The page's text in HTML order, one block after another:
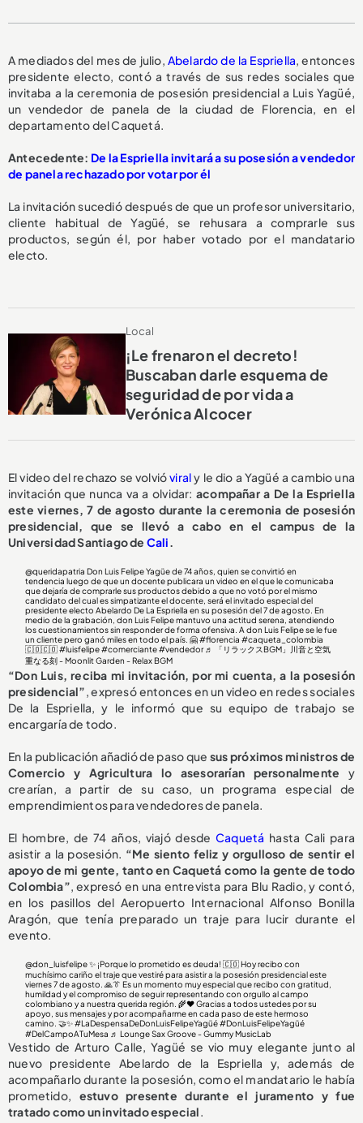
A mediados del mes de julio, Abelardo de la Espriella, entonces
presidente electo, contó a través de sus redes sociales que
invitaba a la ceremonia de posesión presidencial a Luis Yagüé,
un vendedor de panela de la ciudad de Florencia, en el
departamento del Caquetá.
Antecedente: De la Espriella invitará a su posesión a vendedor
de panela rechazado por votar por él
La invitación sucedió después de que un profesor universitario,
cliente habitual de Yagüé, se rehusara a comprarle sus
productos, según él, por haber votado por el mandatario
electo.
Local
¡Le frenaron el decreto!
Buscaban darle esquema de
seguridad de por vida a
Verónica Alcocer
El video del rechazo se volvióviraly le dio a Yagüé a cambio una
invitación que nunca va a olvidar: acompañar a De la Espriella
este viernes, 7 de agosto durante la ceremonia de posesión
presidencial, que se llevó a cabo en el campus de la
Universidad Santiago de Cali.
@queridapatria Don Luis Felipe Yagüe de 74 años, quien se convirtió en
tendencia luego de que un docente publicara un video en el que le comunicaba
que dejaría de comprarle sus productos debido a que no votó por el mismo
candidato del cual es simpatizante el docente, será el invitado especial del
presidente electo Abelardo De La Espriella en su posesión del 7 de agosto. En
medio de la grabación, don Luis Felipe mantuvo una actitud serena, atendiendo
los cuestionamientos sin responder de forma ofensiva. A don Luis Felipe se le fue
un cliente pero ganó miles en todo el país. 🤗#florencia #caqueta_colombia
🇨🇴🇨🇴 #luisfelipe #comerciante #vendedor ♬ 「リラックスBGM」川音と空気
重なる刻 - Moonlit Garden - Relax BGM
“Don Luis, reciba mi invitación, por mi cuenta, a la posesión
presidencial”, expresó entonces en un video en redes sociales
De la Espriella, y le informó que su equipo de trabajo se
encargaría de todo.
En la publicación añadió de paso que sus próximos ministros de
Comercio y Agricultura lo asesorarían personalmente y
crearían, a partir de su caso, un programa especial de
emprendimientos para vendedores de panela.
El hombre, de 74 años, viajó desdeCaquetá hasta Cali para
asistir a la posesión. “Me siento feliz y orgulloso de sentir el
apoyo de mi gente, tanto en Caquetá como la gente de todo
Colombia”, expresó en una entrevista para Blu Radio, y contó,
en los pasillos del Aeropuerto Internacional Alfonso Bonilla
Aragón, que tenía preparado un traje para lucir durante el
evento.
@don_luisfelipe✨ ¡Porque lo prometido es deuda! 🇨🇴 Hoy recibo con
muchísimo cariño el traje que vestiré para asistir a la posesión presidencial este
viernes 7 de agosto. 🙏👔 Es un momento muy especial que recibo con gratitud,
humildad y el compromiso de seguir representando con orgullo al campo
colombiano y a nuestra querida región. 🌾❤️ Gracias a todos ustedes por su
apoyo, sus mensajes y por acompañarme en cada paso de este hermoso
camino. 🤝✨#LaDespensaDeDonLuisFelipeYagüé #DonLuisFelipeYagüé
#DelCampoATuMesa ♬ Lounge Sax Groove - Gummy MusicLab
Vestido de Arturo Calle, Yagüé se vio muy elegante junto al
nuevo presidente Abelardo de la Espriella y, además de
acompañarlo durante la posesión, como el mandatario le había
prometido, estuvo presente durante el juramento y fue
tratado como un invitado especial.